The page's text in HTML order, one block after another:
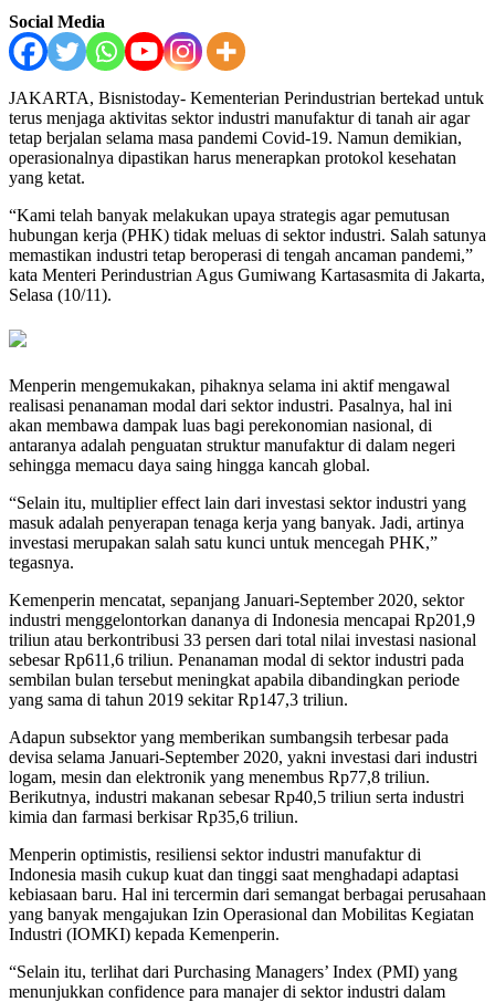
Social Media
JAKARTA, Bisnistoday- Kementerian Perindustrian bertekad untuk
terus menjaga aktivitas sektor industri manufaktur di tanah air agar
tetap berjalan selama masa pandemi Covid-19. Namun demikian,
operasionalnya dipastikan harus menerapkan protokol kesehatan
yang ketat.
“Kami telah banyak melakukan upaya strategis agar pemutusan
hubungan kerja (PHK) tidak meluas di sektor industri. Salah satunya
memastikan industri tetap beroperasi di tengah ancaman pandemi,”
kata Menteri Perindustrian Agus Gumiwang Kartasasmita di Jakarta,
Selasa (10/11).
Menperin mengemukakan, pihaknya selama ini aktif mengawal
realisasi penanaman modal dari sektor industri. Pasalnya, hal ini
akan membawa dampak luas bagi perekonomian nasional, di
antaranya adalah penguatan struktur manufaktur di dalam negeri
sehingga memacu daya saing hingga kancah global.
“Selain itu, multiplier effect lain dari investasi sektor industri yang
masuk adalah penyerapan tenaga kerja yang banyak. Jadi, artinya
investasi merupakan salah satu kunci untuk mencegah PHK,”
tegasnya.
Kemenperin mencatat, sepanjang Januari-September 2020, sektor
industri menggelontorkan dananya di Indonesia mencapai Rp201,9
triliun atau berkontribusi 33 persen dari total nilai investasi nasional
sebesar Rp611,6 triliun. Penanaman modal di sektor industri pada
sembilan bulan tersebut meningkat apabila dibandingkan periode
yang sama di tahun 2019 sekitar Rp147,3 triliun.
Adapun subsektor yang memberikan sumbangsih terbesar pada
devisa selama Januari-September 2020, yakni investasi dari industri
logam, mesin dan elektronik yang menembus Rp77,8 triliun.
Berikutnya, industri makanan sebesar Rp40,5 triliun serta industri
kimia dan farmasi berkisar Rp35,6 triliun.
Menperin optimistis, resiliensi sektor industri manufaktur di
Indonesia masih cukup kuat dan tinggi saat menghadapi adaptasi
kebiasaan baru. Hal ini tercermin dari semangat berbagai perusahaan
yang banyak mengajukan Izin Operasional dan Mobilitas Kegiatan
Industri (IOMKI) kepada Kemenperin.
“Selain itu, terlihat dari Purchasing Managers’ Index (PMI) yang
menunjukkan confidence para manajer di sektor industri dalam